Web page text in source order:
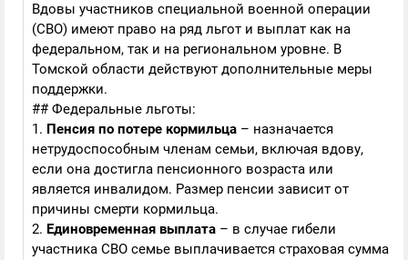
Вдовы участников специальной военной операции
(СВО) имеют право на ряд льгот и выплат как на
федеральном, так и на региональном уровне. В
Томской области действуют дополнительные меры
поддержки.
## Федеральные льготы:
1. Пенсия по потере кормильца – назначается
нетрудоспособным членам семьи, включая вдову,
если она достигла пенсионного возраста или
является инвалидом. Размер пенсии зависит от
причины смерти кормильца.
2. Единовременная выплата – в случае гибели
участника СВО семье выплачивается страховая сумма